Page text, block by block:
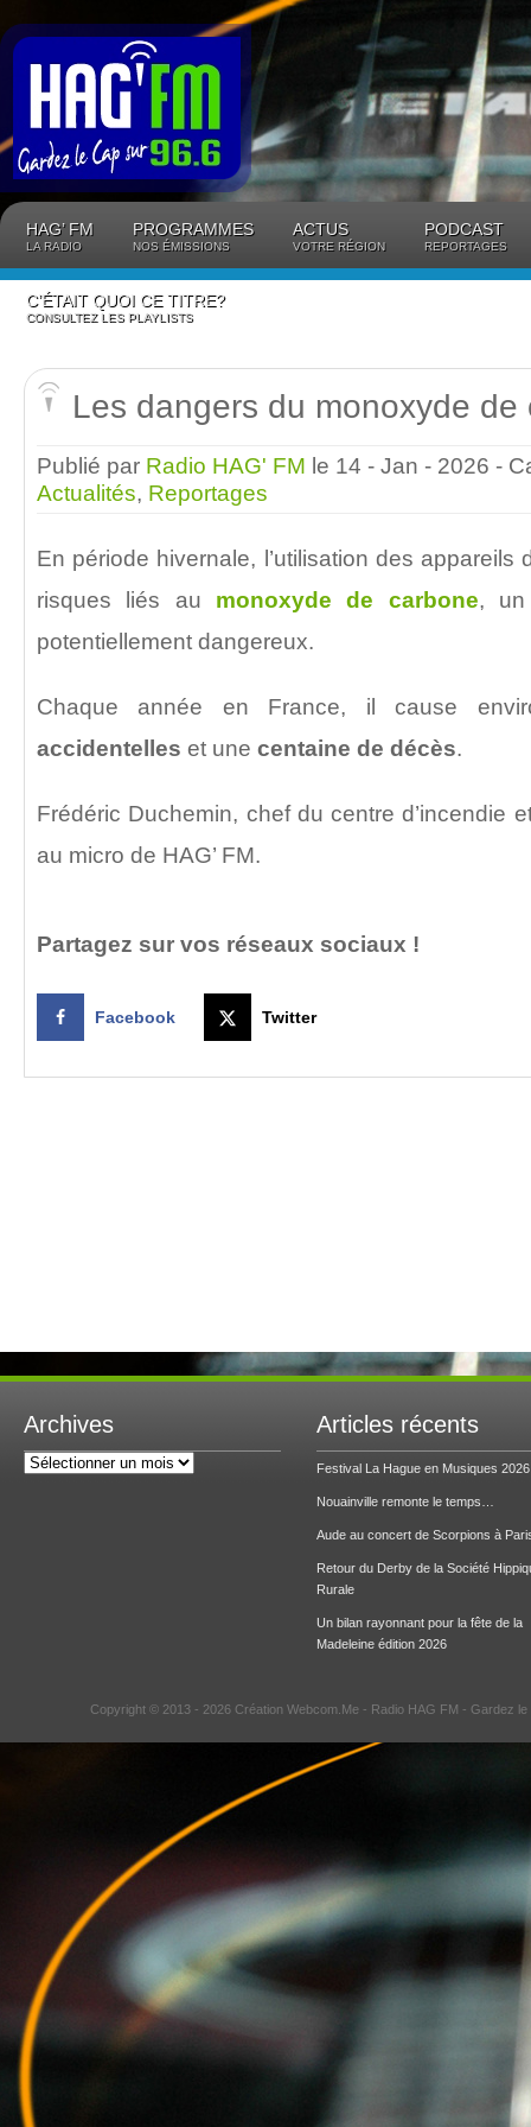
HAG’ FM
LA RADIO
PROGRAMMES
NOS ÉMISSIONS
ACTUS
VOTRE RÉGION
PODCAST
REPORTAGES
C’ÉTAIT QUOI CE TITRE?
CONSULTEZ LES PLAYLISTS
Les dangers du monoxyde de
Publié par Radio HAG' FM le 14 - Jan - 2026 -
Actualités, Reportages
En période hivernale, l’utilisation des
risques liés au monoxyde de carbone, un
potentiellement dangereux.
Chaque année en France, il cause
accidentelles et une centaine de décès.
Frédéric Duchemin, chef du centre d’incendie
au micro de HAG’ FM.
Partagez sur vos réseaux sociaux !
Facebook Twitter
Archives
Archives
Articles récents
Festival La Hague en Musiques 2026
Nouainville remonte le temps…
Aude au concert de Scorpions à
Retour du Derby de la Société
Rurale
Un bilan rayonnant pour la fête de la
Madeleine édition 2026
Copyright © 2013 - 2026 Création Webcom.Me - Radio HAG FM - Gardez le